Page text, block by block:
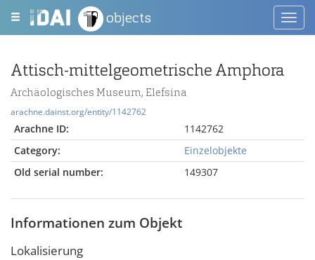
objects
Attisch-mittelgeometrische Amphora
Archäologisches Museum, Elefsina
arachne.dainst.org/entity/1142762
Arachne ID:
1142762
Category:
Einzelobjekte
Old serial number:
149307
Informationen zum Objekt
Lokalisierung